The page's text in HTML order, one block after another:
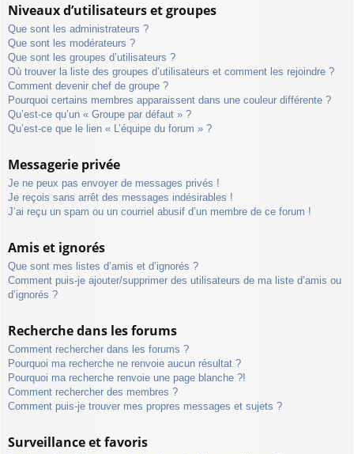
Niveaux d’utilisateurs et groupes
Que sont les administrateurs ?
Que sont les modérateurs ?
Que sont les groupes d’utilisateurs ?
Où trouver la liste des groupes d’utilisateurs et comment les rejoindre ?
Comment devenir chef de groupe ?
Pourquoi certains membres apparaissent dans une couleur différente ?
Qu’est-ce qu’un « Groupe par défaut » ?
Qu’est-ce que le lien « L’équipe du forum » ?
Messagerie privée
Je ne peux pas envoyer de messages privés !
Je reçois sans arrêt des messages indésirables !
J’ai reçu un spam ou un courriel abusif d’un membre de ce forum !
Amis et ignorés
Que sont mes listes d’amis et d’ignorés ?
Comment puis-je ajouter/supprimer des utilisateurs de ma liste d’amis ou
d’ignorés ?
Recherche dans les forums
Comment rechercher dans les forums ?
Pourquoi ma recherche ne renvoie aucun résultat ?
Pourquoi ma recherche renvoie une page blanche ?!
Comment rechercher des membres ?
Comment puis-je trouver mes propres messages et sujets ?
Surveillance et favoris